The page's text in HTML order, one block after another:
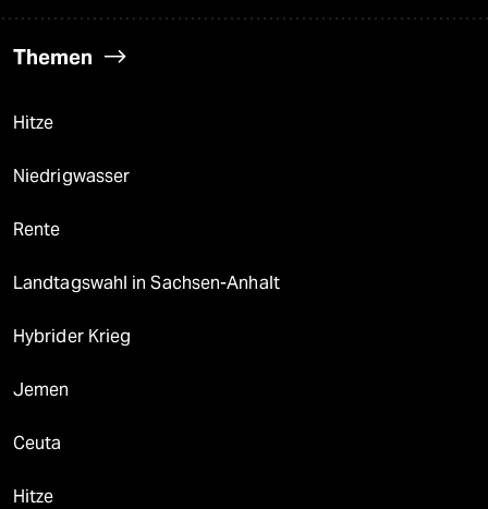
Themen
Hitze
Niedrigwasser
Rente
Landtagswahl in Sachsen-Anhalt
Hybrider Krieg
Jemen
Ceuta
Hitze